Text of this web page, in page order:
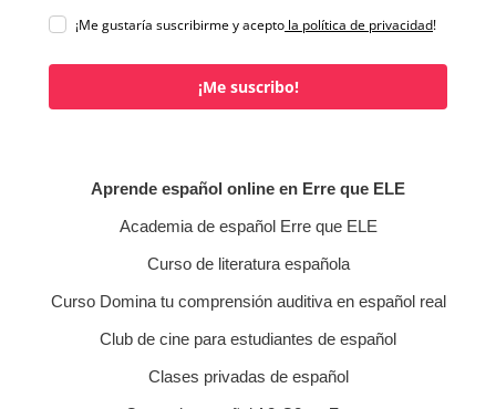
¡Me gustaría suscribirme y acepto la política de privacidad!
¡Me suscribo!
Aprende español online en Erre que ELE
Academia de español Erre que ELE
Curso de literatura española
Curso Domina tu comprensión auditiva en español real
Club de cine para estudiantes de español
Clases privadas de español